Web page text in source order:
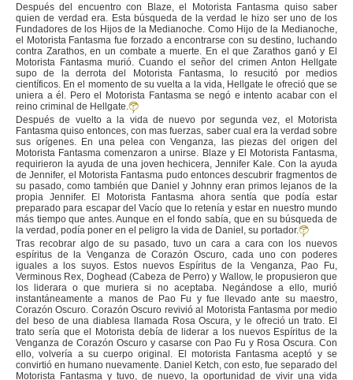
Después del encuentro con Blaze, el Motorista Fantasma quiso saber
quien de verdad era. Esta búsqueda de la verdad le hizo ser uno de los
Fundadores de los Hijos de la Medianoche. Como Hijo de la Medianoche,
el Motorista Fantasma fue forzado a encontrarse con su destino, luchando
contra Zarathos, en un combate a muerte. En el que Zarathos ganó y El
Motorista Fantasma murió. Cuando el señor del crimen Anton Hellgate
supo de la derrota del Motorista Fantasma, lo resucitó por medios
científicos. En el momento de su vuelta a la vida, Hellgate le ofreció que se
uniera a él. Pero el Motorista Fantasma se negó e intento acabar con el
reino criminal de Hellgate.
Después de vuelto a la vida de nuevo por segunda vez, el Motorista
Fantasma quiso entonces, con mas fuerzas, saber cual era la verdad sobre
sus orígenes. En una pelea con Venganza, las piezas del origen del
Motorista Fantasma comenzaron a unirse. Blaze y El Motorista Fantasma,
requirieron la ayuda de una joven hechicera, Jennifer Kale. Con la ayuda
de Jennifer, el Motorista Fantasma pudo entonces descubrir fragmentos de
su pasado, como también que Daniel y Johnny eran primos lejanos de la
propia Jennifer. El Motorista Fantasma ahora sentía que podía estar
preparado para escapar del Vacío que lo retenía y estar en nuestro mundo
más tiempo que antes. Aunque en el fondo sabía, que en su búsqueda de
la verdad, podía poner en el peligro la vida de Daniel, su portador.
Tras recobrar algo de su pasado, tuvo un cara a cara con los nuevos
espíritus de la Venganza de Corazón Oscuro, cada uno con poderes
iguales a los suyos. Estos nuevos Espíritus de la Venganza, Pao Fu,
Verminous Rex, Doghead (Cabeza de Perro) y Wallow, le propusieron que
los liderara o que muriera si no aceptaba. Negándose a ello, murió
instantáneamente a manos de Pao Fu y fue llevado ante su maestro,
Corazón Oscuro. Corazón Oscuro revivió al Motorista Fantasma por medio
del beso de una diablesa llamada Rosa Oscura, y le ofreció un trato. El
trato sería que el Motorista debía de liderar a los nuevos Espíritus de la
Venganza de Corazón Oscuro y casarse con Pao Fu y Rosa Oscura. Con
ello, volvería a su cuerpo original. El motorista Fantasma aceptó y se
convirtió en humano nuevamente. Daniel Ketch, con esto, fue separado del
Motorista Fantasma y tuvo, de nuevo, la oportunidad de vivir una vida